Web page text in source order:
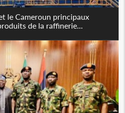
le Cameroun principaux
de la raffinerie...